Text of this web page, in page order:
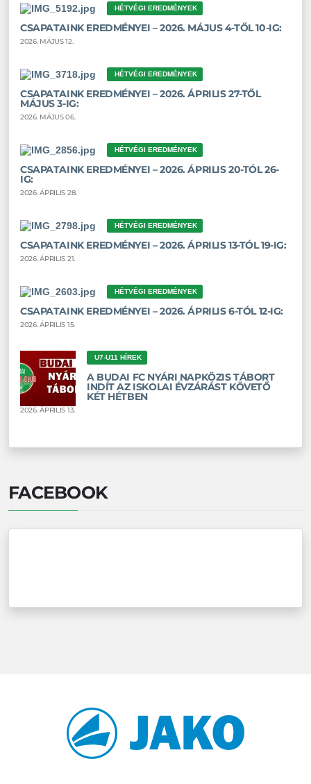
HÉTVÉGI EREDMÉNYEK
CSAPATAINK EREDMÉNYEI – 2026. MÁJUS 4-TŐL 10-IG:
2026. MÁJUS 12.
HÉTVÉGI EREDMÉNYEK
CSAPATAINK EREDMÉNYEI – 2026. ÁPRILIS 27-TŐL
MÁJUS 3-IG:
2026. MÁJUS 06.
HÉTVÉGI EREDMÉNYEK
CSAPATAINK EREDMÉNYEI – 2026. ÁPRILIS 20-TÓL 26-
IG:
2026. ÁPRILIS 28.
HÉTVÉGI EREDMÉNYEK
CSAPATAINK EREDMÉNYEI – 2026. ÁPRILIS 13-TÓL 19-IG:
2026. ÁPRILIS 21.
HÉTVÉGI EREDMÉNYEK
CSAPATAINK EREDMÉNYEI – 2026. ÁPRILIS 6-TÓL 12-IG:
2026. ÁPRILIS 15.
U7-U11 HÍREK
A BUDAI FC NYÁRI NAPKÖZIS TÁBORT
INDÍT AZ ISKOLAI ÉVZÁRÁST KÖVETŐ
KÉT HÉTBEN
2026. ÁPRILIS 13.
FACEBOOK